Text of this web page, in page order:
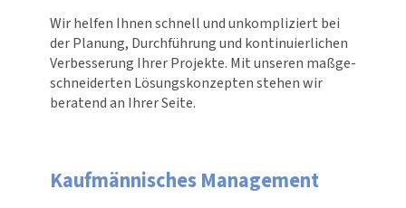
Wir helfen Ihnen schnell und unkom­pli­ziert bei
der Planung, Durch­füh­rung und konti­nu­ier­li­chen
Verbes­se­rung Ihrer Projekte. Mit unseren maßge­
schnei­derten Lösungs­kon­zepten stehen wir
beratend an Ihrer Seite.
Kaufmännisches Management